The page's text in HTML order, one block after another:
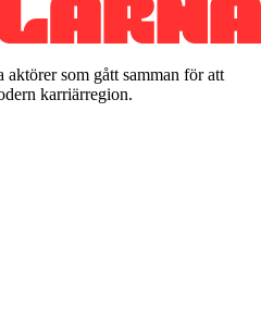
som gått samman för att
karriärregion.